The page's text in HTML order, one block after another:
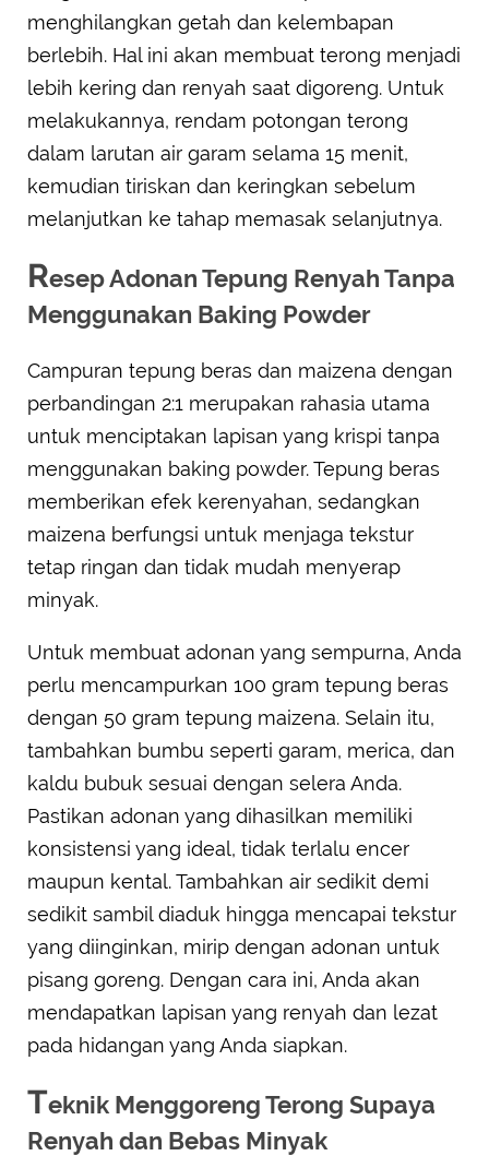
menghilangkan getah dan kelembapan
berlebih. Hal ini akan membuat terong menjadi
lebih kering dan renyah saat digoreng. Untuk
melakukannya, rendam potongan terong
dalam larutan air garam selama 15 menit,
kemudian tiriskan dan keringkan sebelum
melanjutkan ke tahap memasak selanjutnya.
Resep Adonan Tepung Renyah Tanpa
Menggunakan Baking Powder
Campuran tepung beras dan maizena dengan
perbandingan 2:1 merupakan rahasia utama
untuk menciptakan lapisan yang krispi tanpa
menggunakan baking powder. Tepung beras
memberikan efek kerenyahan, sedangkan
maizena berfungsi untuk menjaga tekstur
tetap ringan dan tidak mudah menyerap
minyak.
Untuk membuat adonan yang sempurna, Anda
perlu mencampurkan 100 gram tepung beras
dengan 50 gram tepung maizena. Selain itu,
tambahkan bumbu seperti garam, merica, dan
kaldu bubuk sesuai dengan selera Anda.
Pastikan adonan yang dihasilkan memiliki
konsistensi yang ideal, tidak terlalu encer
maupun kental. Tambahkan air sedikit demi
sedikit sambil diaduk hingga mencapai tekstur
yang diinginkan, mirip dengan adonan untuk
pisang goreng. Dengan cara ini, Anda akan
mendapatkan lapisan yang renyah dan lezat
pada hidangan yang Anda siapkan.
Teknik Menggoreng Terong Supaya
Renyah dan Bebas Minyak